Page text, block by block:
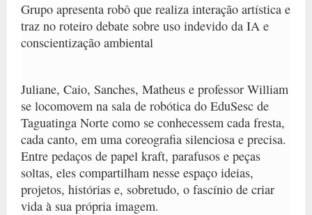
Grupo apresenta robô que realiza interação artística e
traz no roteiro debate sobre uso indevido da IA e
conscientização ambiental
Juliane, Caio, Sanches, Matheus e professor William
se locomovem na sala de robótica do EduSesc de
Taguatinga Norte como se conhecessem cada fresta,
cada canto, em uma coreografia silenciosa e precisa.
Entre pedaços de papel kraft, parafusos e peças
soltas, eles compartilham nesse espaço ideias,
projetos, histórias e, sobretudo, o fascínio de criar
vida à sua própria imagem.